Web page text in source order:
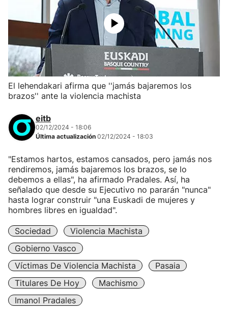
El lehendakari afirma que ''jamás bajaremos los
brazos'' ante la violencia machista
eitb
02/12/2024 - 18:06
Última actualización 02/12/2024 - 18:03
"Estamos hartos, estamos cansados, pero jamás nos
rendiremos, jamás bajaremos los brazos, se lo
debemos a ellas", ha afirmado Pradales. Así, ha
señalado que desde su Ejecutivo no pararán "nunca"
hasta lograr construir "una Euskadi de mujeres y
hombres libres en igualdad".
Sociedad
Violencia Machista
Gobierno Vasco
Víctimas De Violencia Machista
Pasaia
Titulares De Hoy
Machismo
Imanol Pradales